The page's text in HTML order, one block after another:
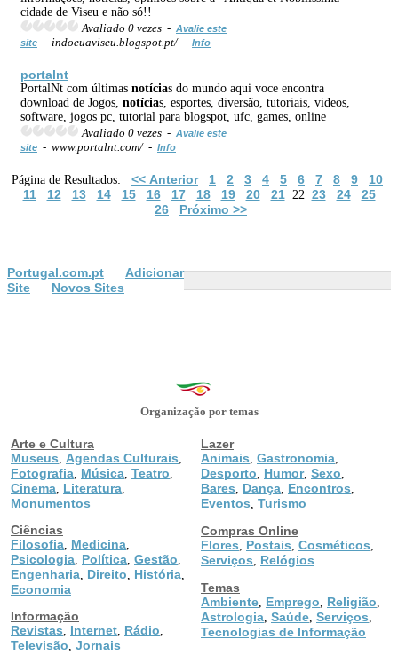
cidade de Viseu e não só!!
Avaliado 0 vezes - Avalie este
site - indoeuaviseu.blogspot.pt/ - Info
portalnt
PortalNt com últimas notícias do mundo aqui voce encontra
download de Jogos, notícias, esportes, diversão, tutoriais, videos,
software, jogos pc, tutorial para blogspot, ufc, games, online
Avaliado 0 vezes - Avalie este
site - www.portalnt.com/ - Info
Página de Resultados: << Anterior 1 2 3 4 5 6 7 8 9
10
11
12 13 14 15 16 17 18 19 20 2122 23 24
25
26
Próximo >>
Portugal.com.pt
Adicionar
Site
Novos Sites
Organização por temas
Arte e Cultura
Museus
Agendas Culturais
Fotografia Música Teatro
Cinema Literatura
Monumentos
Ciências
Filosofia Medicina
Psicologia Política Gestão
Engenharia Direito História
Economia
Informação
Revistas
Internet Rádio
Televisão Jornais
Lazer
Animais Gastronomia
Desporto Humor, Sexo
Bares Dança Encontros
Eventos Turismo
Compras Online
Flores
Postais Cosméticos
Serviços
Relógios
Temas
Ambiente Emprego Religião
Astrologia Saúde Serviços
Tecnologias de Informação